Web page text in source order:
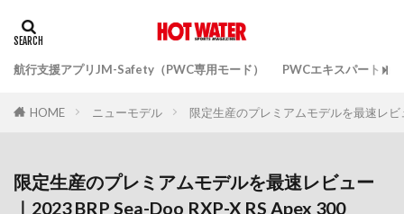
航行支援アプリJM-Safety（PWC専用モード） PWCエキスパートガ
HOME ニューモデル 限定生産のプレミアムモデルを最速レ
限定生産のプレミアムモデルを最速レビュー
｜2023 BRP Sea-Doo RXP-X RS Apex 300